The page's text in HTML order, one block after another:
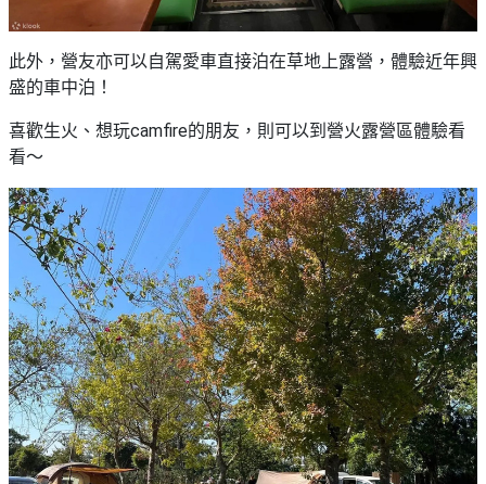
此外，營友亦可以自駕愛車直接泊在草地上露營，體驗近年興
盛的車中泊！
喜歡生火、想玩camfire的朋友，則可以到營火露營區體驗看
看～